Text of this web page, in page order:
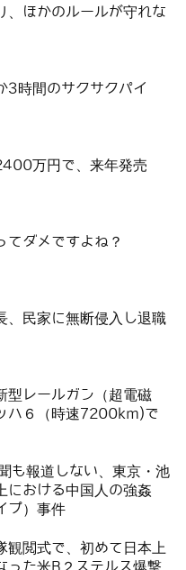
、ほかのルールが守れな
3時間のサクサクパイ
万円で、来年発売
てダメですよね？
、民家に無断侵入し退職
型レールガン（超電磁
ハ６（時速7200km)で
も報道しない、東京・池
における中国人の強姦
プ）事件
閲式で、初めて日本上